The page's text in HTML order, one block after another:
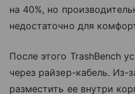
на 40%, но
недостаточно для
После этого TrashBench
через райзер-кабель. Из-
разместить ее внутри